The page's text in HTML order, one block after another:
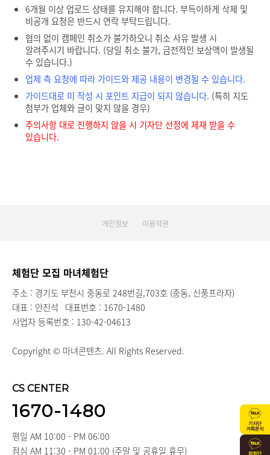
6개월 이상 업로드 상태를 유지해야 합니다. 부득이하게 삭제 및
비공개 요청은 반드시 연락 부탁드립니다.
협의 없이 캠페인 취소가 불가하오니 취소 사유 발생 시
알려주시기 바랍니다. (당일 취소 불가, 금전적인 보상액이 발생될
수 있습니다.)
업체 측 요청에 따라 가이드와 제공 내용이 변경될 수 있습니다.
가이드대로 미 작성 시 포인트 지급이 되지 않습니다. (특히 지도
첨부가 업체와 글이 맞지 않을 경우)
주의사항 대로 진행하지 않을 시 기자단 선정에 제재 받을 수
있습니다.
개인정보 이용약관
체험단 모집 마녀체험단
주소 : 경기도 부천시 중동로 248번길,703호 (중동, 신풍프라자)
대표 : 안진석 대표번호 : 1670-1480
사업자 등록번호 : 130-42-04613
Copyright © 마녀콘텐츠. All Rights Reserved.
CS CENTER
1670-1480
평일 AM 10:00 - PM 06:00
점심 AM 11:30 - PM 01:00 (주말 및 공휴일 휴무)